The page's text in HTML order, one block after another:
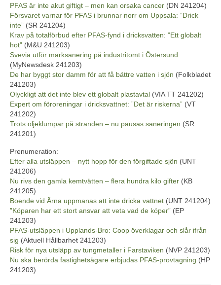
PFAS är inte akut giftigt – men kan orsaka cancer (DN 241204)
Försvaret varnar för PFAS i brunnar norr om Uppsala: ”Drick
inte” (SR 241204)
Krav på totalförbud efter PFAS-fynd i dricksvatten: ”Ett globalt
hot” (M&U 241203)
Svevia utför marksanering på industritomt i Östersund
(MyNewsdesk 241203)
De har byggt stor damm för att få bättre vatten i sjön (Folkbladet
241203)
Olyckligt att det inte blev ett globalt plastavtal (VIA TT 241202)
Expert om föroreningar i dricksvattnet: ”Det är riskerna” (VT
241202)
Trots oljeklumpar på stranden – nu pausas saneringen (SR
241201)
Prenumeration:
Efter alla utsläppen – nytt hopp för den förgiftade sjön (UNT
241206)
Nu rivs den gamla kemtvätten – flera hundra kilo gifter (KB
241205)
Boende vid Ärna uppmanas att inte dricka vattnet (UNT 241204)
”Köparen har ett stort ansvar att veta vad de köper” (EP
241203)
PFAS-utsläppen i Upplands-Bro: Coop överklagar och slår ifrån
sig (Aktuell Hållbarhet 241203)
Risk för nya utsläpp av tungmetaller i Farstaviken (NVP 241203)
Nu ska berörda fastighetsägare erbjudas PFAS-provtagning (HP
241203)